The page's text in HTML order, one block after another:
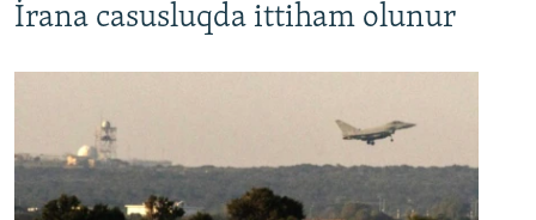
İrana casusluqda ittiham olunur